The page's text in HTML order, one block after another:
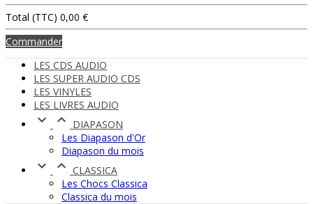
Total (TTC) 0,00 €
Commander
LES CDS AUDIO
LES SUPER AUDIO CDS
LES VINYLES
LES LIVRES AUDIO
  DIAPASON
Les Diapason d'Or
Diapason du mois
  CLASSICA
Les Chocs Classica
Classica du mois